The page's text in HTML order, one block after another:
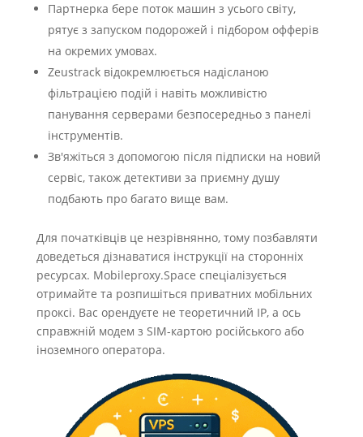
Партнерка бере поток машин з усього світу,
рятує з запуском подорожей і підбором офферів
на окремих умовах.
Zeustrack відокремлюється надісланою
фільтрацією подій і навіть можливістю
панування серверами безпосередньо з панелі
інструментів.
Зв'яжіться з допомогою після підписки на новий
сервіс, також детективи за приємну душу
подбають про багато вище вам.
Для початківців це незрівнянно, тому позбавляти
доведеться дізнаватися інструкції на сторонніх
ресурсах. Mobileproxy.Space спеціалізується
отримайте та розпишіться приватних мобільних
проксі. Вас орендуєте не теоретичний IP, а ось
справжній модем з SIM-картою російського або
іноземного оператора.